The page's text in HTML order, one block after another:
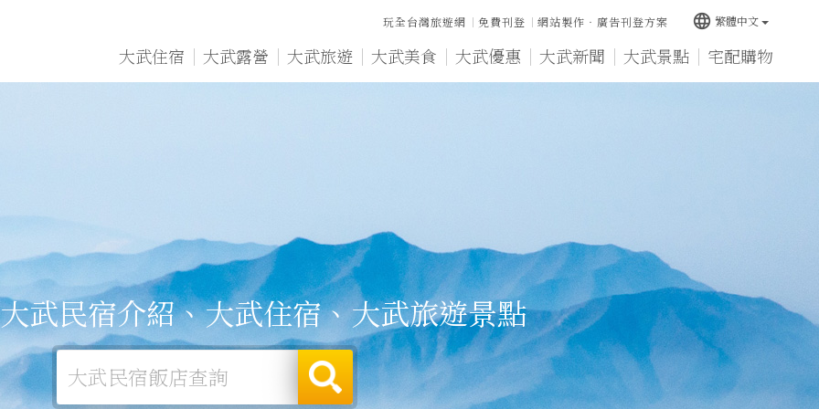
大武住宿 大武露營 大武旅遊 大武美食 大武優惠 大武新聞 大武景點 宅配購物
玩全台灣旅遊網 免費刊登 網站製作‧廣告刊登方案 language 繁體中文
武民宿介紹、大武住宿、大武旅遊景點